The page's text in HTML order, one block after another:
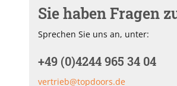
Sie haben Fragen
Sprechen Sie uns an, unter:
+49 (0)4244 965 34 04
vertrieb@topdoors.de